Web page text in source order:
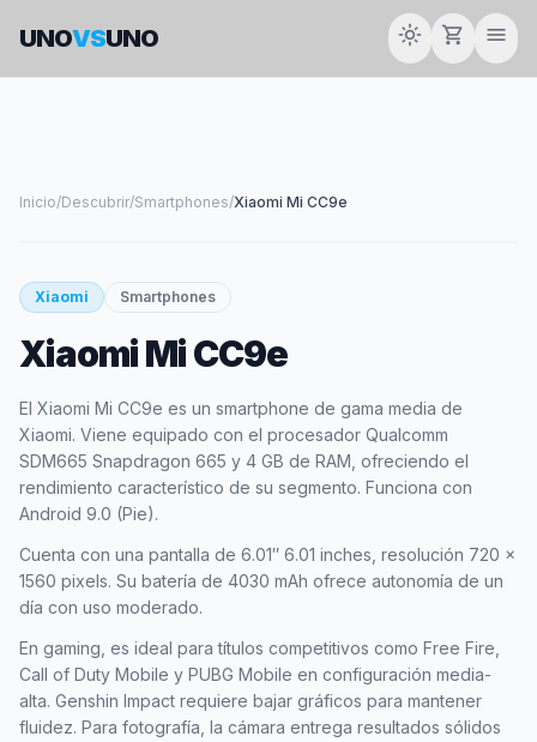
UNOVSUNO light_mode shopping_cart menu
Inicio/Descubrir/Smartphones/Xiaomi Mi CC9e
smartphone
XIAOMI
Xiaomi Smartphones
Xiaomi Mi CC9e
El Xiaomi Mi CC9e es un smartphone de gama media de
Xiaomi. Viene equipado con el procesador Qualcomm
SDM665 Snapdragon 665 y 4 GB de RAM, ofreciendo el
rendimiento característico de su segmento. Funciona con
Android 9.0 (Pie).
Cuenta con una pantalla de 6.01″ 6.01 inches, resolución 720 x
1560 pixels. Su batería de 4030 mAh ofrece autonomía de un
día con uso moderado.
En gaming, es ideal para títulos competitivos como Free Fire,
Call of Duty Mobile y PUBG Mobile en configuración media-
alta. Genshin Impact requiere bajar gráficos para mantener
fluidez. Para fotografía, la cámara entrega resultados sólidos